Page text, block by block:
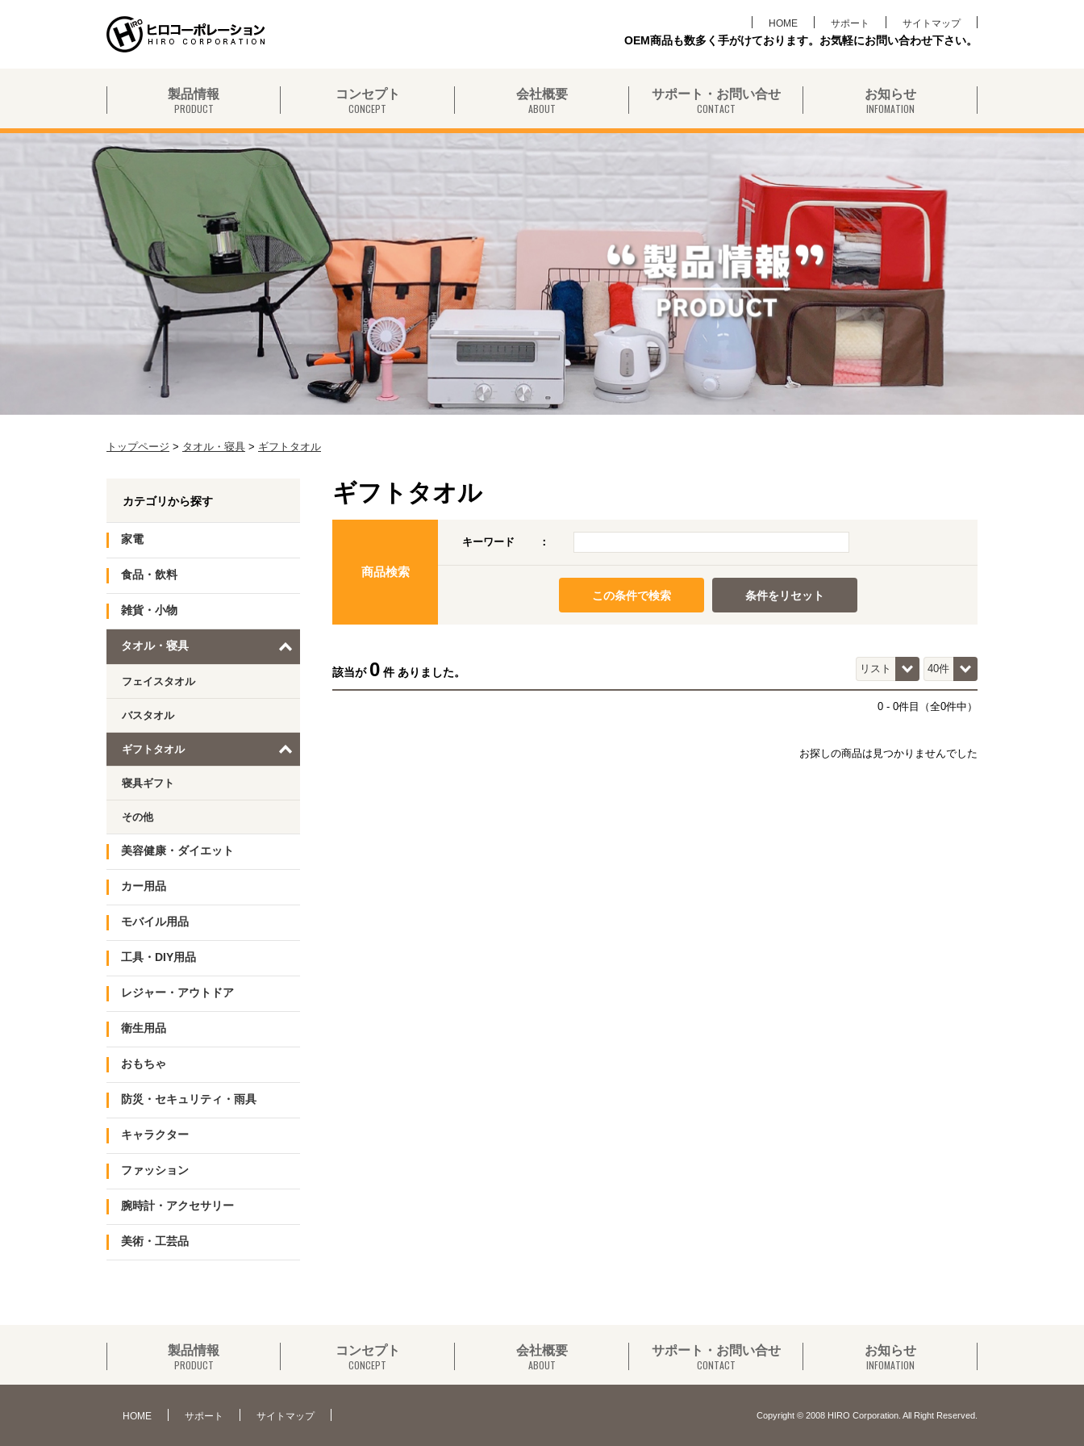
HOME サポート サイトマップ
OEM商品も数多く手がけております。お気軽にお問い合わせ下さい。
製品情報
PRODUCT
コンセプト
CONCEPT
会社概要
ABOUT
サポート・ お問い合せ
CONTACT
お知らせ
INFOMATION
トップページ > タオル・寝具 > ギフトタオル
ギフトタオル
商品検索
キーワード ：
この条件で検索 条件をリセット
該当が 0 件 ありました。
0 - 0件目（全0件中）
お探しの商品は見つかりませんでした
カテゴリから探す
家電
食品・飲料
雑貨・小物
タオル・寝具
フェイスタオル
バスタオル
ギフトタオル
寝具ギフト
その他
美容健康・ダイエット
カー用品
モバイル用品
工具・DIY用品
レジャー・アウトドア
衛生用品
おもちゃ
防災・セキュリティ・雨具
キャラクター
ファッション
腕時計・アクセサリー
美術・工芸品
製品情報
PRODUCT
コンセプト
CONCEPT
会社概要
ABOUT
サポート・ お問い合せ
CONTACT
お知らせ
INFOMATION
HOME サポート サイトマップ Copyright © 2008 HIRO Corporation. All Right Reserved.